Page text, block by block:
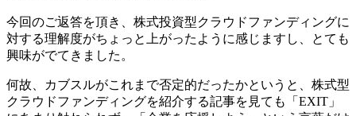
今回のご返答を頂き、株式投資型クラウドファンディングに
対する理解度がちょっと上がったように感じますし、とても
興味がでてきました。
何故、カブスルがこれまで否定的だったかというと、株式型
クラウドファンディングを紹介する記事を見ても「EXIT」